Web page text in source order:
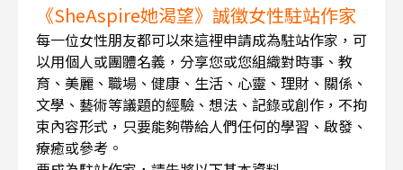
《SheAspire她渴望》誠徵女性駐站作家
每一位女性朋友都可以來這裡申請成為駐站作家，可
以用個人或團體名義，分享您或您組織對時事、教
育、美麗、職場、健康、生活、心靈、理財、關係、
文學、藝術等議題的經驗、想法、記錄或創作，不拘
束內容形式，只要能夠帶給人們任何的學習、啟發、
療癒或參考。